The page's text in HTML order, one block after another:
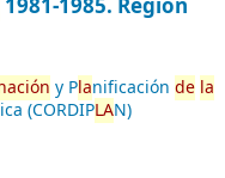
1981-1985. Región
y Planificación de la
(CORDIPLAN)